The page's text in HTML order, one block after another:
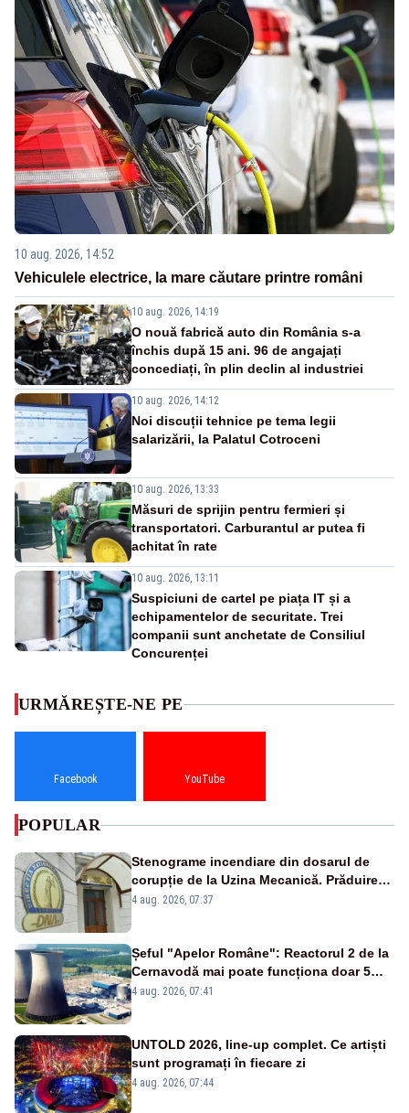
10 aug. 2026, 14:52
Vehiculele electrice, la mare căutare printre români
10 aug. 2026, 14:19
O nouă fabrică auto din România s-a
închis după 15 ani. 96 de angajați
concediați, în plin declin al industriei
10 aug. 2026, 14:12
Noi discuții tehnice pe tema legii
salarizării, la Palatul Cotroceni
10 aug. 2026, 13:33
Măsuri de sprijin pentru fermieri și
transportatori. Carburantul ar putea fi
achitat în rate
10 aug. 2026, 13:11
Suspiciuni de cartel pe piața IT și a
echipamentelor de securitate. Trei
companii sunt anchetate de Consiliul
Concurenței
URMĂREȘTE-NE PE
Facebook YouTube
POPULAR
Stenograme incendiare din dosarul de
corupție de la Uzina Mecanică. Prăduirea
banilor din programul SAFE, interceptată
4 aug. 2026, 07:37
Șeful "Apelor Române": Reactorul 2 de la
Cernavodă mai poate funcționa doar 5
zile
4 aug. 2026, 07:41
UNTOLD 2026, line-up complet. Ce artiști
sunt programați în fiecare zi
4 aug. 2026, 07:44